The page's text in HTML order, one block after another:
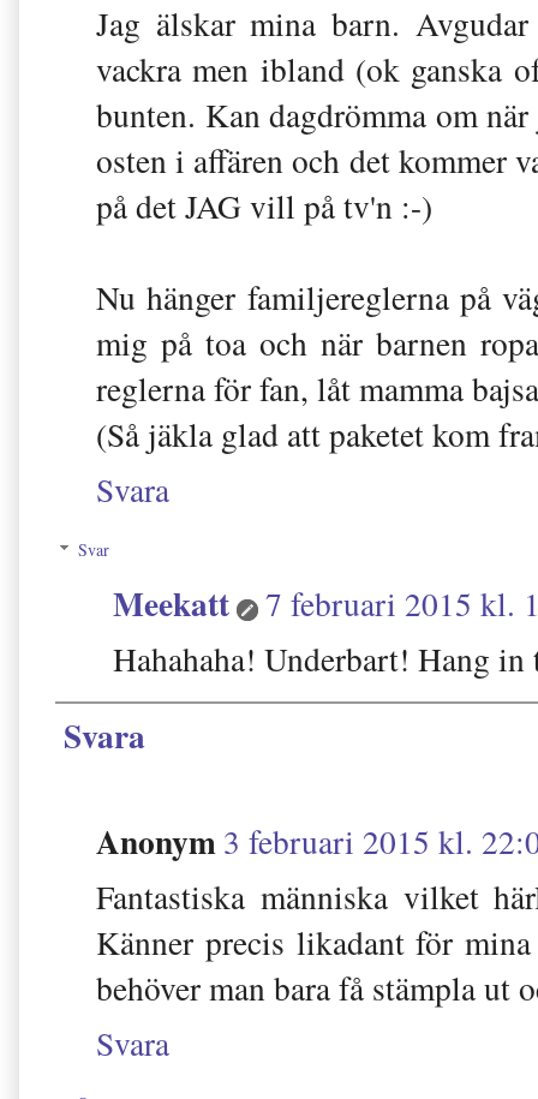
Jag älskar mina barn.
vackra men ibland (ok ganska
bunten. Kan dagdrömma om
osten i affären och det kommer
på det JAG vill på tv'n :-)
Nu hänger familjereglerna på
mig på toa och när barnen
reglerna för fan, låt mamma
(Så jäkla glad att paketet kom
Svara
Svar
Meekatt
7 februari 2015 kl.
Hahahaha! Underbart! Hang in
Svara
Anonym3 februari 2015 kl.
Fantastiska människa vilket
Känner precis likadant för
behöver man bara få stämpla ut
Svara